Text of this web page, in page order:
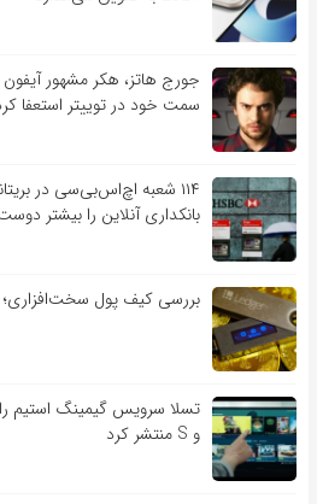
جورج هاتز، هکر مشهور
سمت خود در توییتر استعفا
۱۱۴ شعبه اچ‌اس‌بی‌سی در
بانکداری آنلاین را بیشتر
بررسی کیف‌ پول سخت‌افزاری؛
و S منتشر کرد